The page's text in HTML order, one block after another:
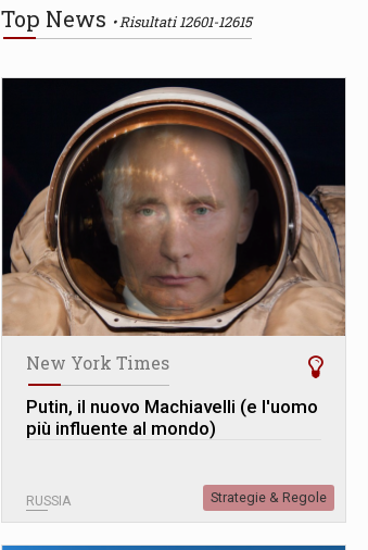
Top News Risultati 12601-12615
New York Times
Putin, il nuovo Machiavelli (e l'uomo
più influente al mondo)
RUSSIA Strategie & Regole